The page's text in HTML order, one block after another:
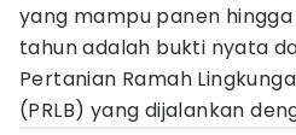
yang mampu panen
tahun adalah bukti nyata
Pertanian Ramah
(PRLB) yang dijalankan